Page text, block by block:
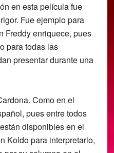
en esta película fue
Fue ejemplo para
Freddy enriquece, pues
para todas las
presentar durante una
Como en el
pues entre todos
disponibles en el
Koldo para interpretarlo,